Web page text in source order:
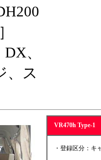
、
、ス
VR470h Type-1
・登録区分：キ